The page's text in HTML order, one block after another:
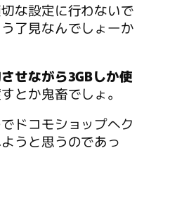
な設定に行わないで
了見なんでしょーか
せながら3GBしか使
とか鬼畜でしょ。
ドコモショップへク
うと思うのであっ